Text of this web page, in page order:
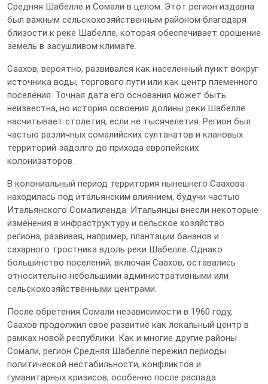
Средняя Шабелле и Сомали в целом. Этот регион издавна
был важным сельскохозяйственным районом благодаря
близости к реке Шабелле, которая обеспечивает орошение
земель в засушливом климате.
Саахов, вероятно, развивался как населенный пункт вокруг
источника воды, торгового пути или как центр племенного
поселения. Точная дата его основания может быть
неизвестна, но история освоения долины реки Шабелле
насчитывает столетия, если не тысячелетия. Регион был
частью различных сомалийских султанатов и клановых
территорий задолго до прихода европейских
колонизаторов.
В колониальный период территория нынешнего Саахова
находилась под итальянским влиянием, будучи частью
Итальянского Сомалиленда. Итальянцы внесли некоторые
изменения в инфраструктуру и сельское хозяйство
региона, развивая, например, плантации бананов и
сахарного тростника вдоль реки Шабелле. Однако
большинство поселений, включая Саахов, оставались
относительно небольшими административными или
сельскохозяйственными центрами.
После обретения Сомали независимости в 1960 году,
Саахов продолжил свое развитие как локальный центр в
рамках новой республики. Как и многие другие районы
Сомали, регион Средняя Шабелле пережил периоды
политической нестабильности, конфликтов и
гуманитарных кризисов, особенно после распада